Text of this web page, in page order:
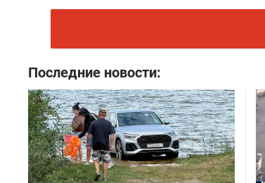
Последние новости: